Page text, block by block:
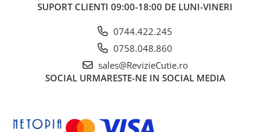
SUPORT CLIENTI 09:00-18:00 DE LUNI-VINERI
0744.422.245
0758.048.860
sales@RevizieCutie.ro
SOCIAL URMARESTE-NE IN SOCIAL MEDIA